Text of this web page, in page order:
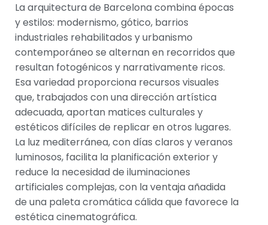
La arquitectura de Barcelona combina épocas
y estilos: modernismo, gótico, barrios
industriales rehabilitados y urbanismo
contemporáneo se alternan en recorridos que
resultan fotogénicos y narrativamente ricos.
Esa variedad proporciona recursos visuales
que, trabajados con una dirección artística
adecuada, aportan matices culturales y
estéticos difíciles de replicar en otros lugares.
La luz mediterránea, con días claros y veranos
luminosos, facilita la planificación exterior y
reduce la necesidad de iluminaciones
artificiales complejas, con la ventaja añadida
de una paleta cromática cálida que favorece la
estética cinematográfica.